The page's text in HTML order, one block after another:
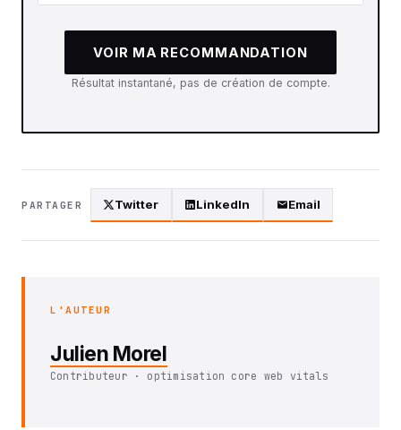
VOIR MA RECOMMANDATION
Résultat instantané, pas de création de compte.
PARTAGER Twitter LinkedIn Email
L'AUTEUR
Julien Morel
Contributeur · optimisation core web vitals